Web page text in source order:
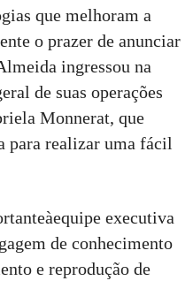
que melhoram a
o prazer de anunciar
ingressou na
de suas operações
Monnerat, que
para realizar uma fácil
executiva
de conhecimento
e reprodução de